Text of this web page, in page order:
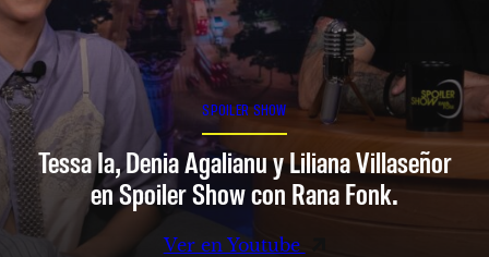
SPOILER SHOW
Tessa Ia, Denia Agalianu y Liliana Villaseñor
en Spoiler Show con Rana Fonk.
Ver en Youtube